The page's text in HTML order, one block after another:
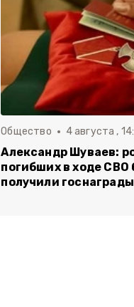
Общество 4 августа ,
Александр Шуваев:
погибших в ходе СВО
получили госнаграды